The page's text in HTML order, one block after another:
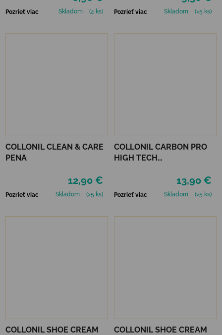
Pozrieť viac Skladom (4 ks) Pozrieť viac Skladom (>5 ks)
COLLONIL CLEAN & CARE
PENA
12,90 €
Pozrieť viac Skladom (>5 ks)
COLLONIL CARBON PRO
HIGH TECH
13,90 €
Pozrieť viac Skladom (>5 ks)
COLLONIL SHOE CREAM
COLLONIL SHOE CREAM